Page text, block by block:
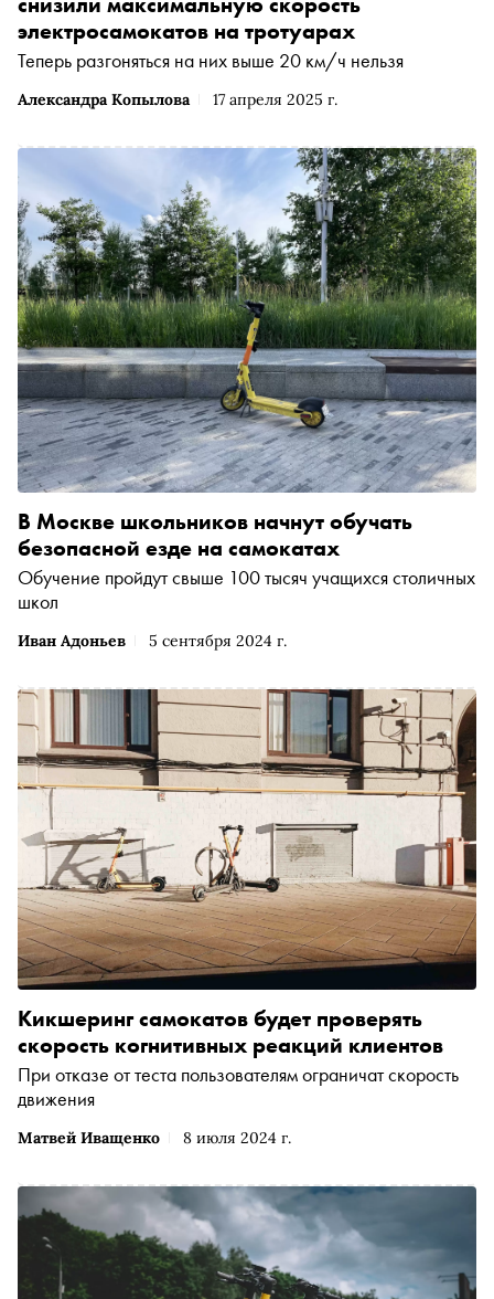
Александра Копылова 17 апреля 2025 г.
электросамокатов на тротуарах
Теперь разгоняться на них выше 20 км/ч нельзя
Иван Адоньев 5 сентября 2024 г.
В Москве школьников начнут обучать
безопасной езде на самокатах
Обучение пройдут свыше 100 тысяч учащихся столичных
школ
Матвей Иващенко 8 июля 2024 г.
Кикшеринг самокатов будет проверять
скорость когнитивных реакций клиентов
При отказе от теста пользователям ограничат скорость
движения